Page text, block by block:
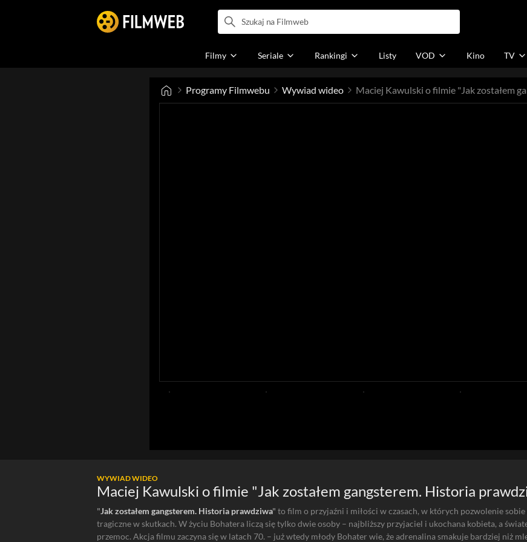
Filmy Seriale Rankingi Listy VOD Kino TV
Programy Filmwebu Wywiad wideo
WYWIAD WIDEO
Maciej Kawulski o filmie "Jak zostałem gangsterem. Historia
"Jak zostałem gangsterem. Historia prawdziwa" to film o przyjaźni i miłości w czasach, w których pozwolenie sobie
tragiczne w skutkach. W życiu Bohatera liczą się tylko dwie osoby – najbliższy przyjaciel i ukochana kobieta, a
przemoc. Akcja filmu zaczyna się w latach 70. – już wtedy młody Bohater wie, że adrenalina smakuje bardziej niż